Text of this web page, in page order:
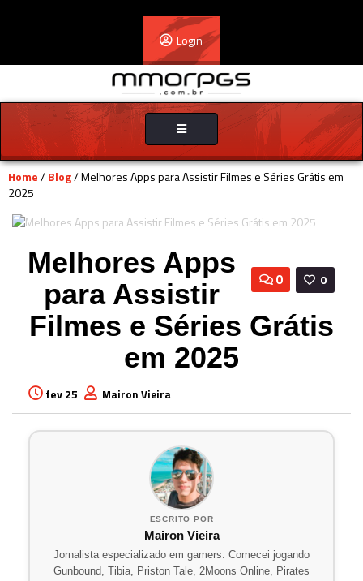
Login
Toggle
navigation
Home/Blog/ Melhores Apps para Assistir Filmes e Séries Grátis em
2025
0
0
Melhores Apps
para Assistir
Filmes e Séries Grátis
em 2025
fev 25 Mairon Vieira
ESCRITO POR
Mairon Vieira
Jornalista especializado em gamers. Comecei jogando
Gunbound, Tibia, Priston Tale, 2Moons Online, Pirates